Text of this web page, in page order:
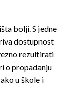
bolji. S jedne
dostupnost
rezultirati
o propadanju
u škole i